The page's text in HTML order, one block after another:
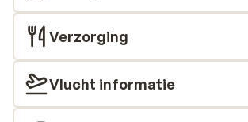
Verzorging
Vlucht informatie